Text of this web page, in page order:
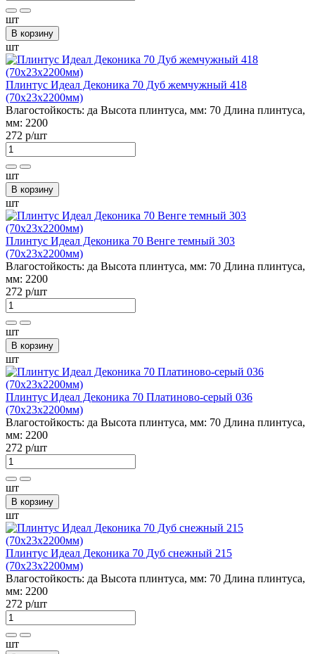
шт
В корзину
шт
Плинтус Идеал Деконика 70 Дуб жемчужный 418
(70х23х2200мм)
Влагостойкость: да Высота плинтуса, мм: 70 Длина плинтуса,
мм: 2200
272 р/шт
шт
В корзину
шт
Плинтус Идеал Деконика 70 Венге темный 303
(70х23х2200мм)
Влагостойкость: да Высота плинтуса, мм: 70 Длина плинтуса,
мм: 2200
272 р/шт
шт
В корзину
шт
Плинтус Идеал Деконика 70 Платиново-серый 036
(70х23х2200мм)
Влагостойкость: да Высота плинтуса, мм: 70 Длина плинтуса,
мм: 2200
272 р/шт
шт
В корзину
шт
Плинтус Идеал Деконика 70 Дуб снежный 215
(70х23х2200мм)
Влагостойкость: да Высота плинтуса, мм: 70 Длина плинтуса,
мм: 2200
272 р/шт
шт